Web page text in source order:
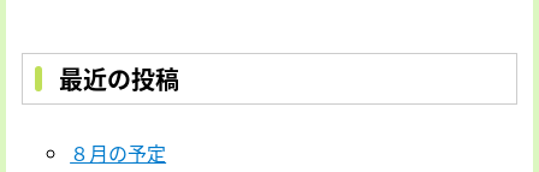
最近の投稿
８月の予定